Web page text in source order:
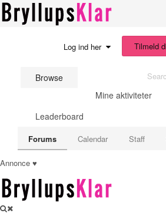
Bryllupsklar.dk
Browse
Forums Calendar Staff
Mine aktiviteter
Leaderboard
Log ind her Tilmeld
Annonce ♥